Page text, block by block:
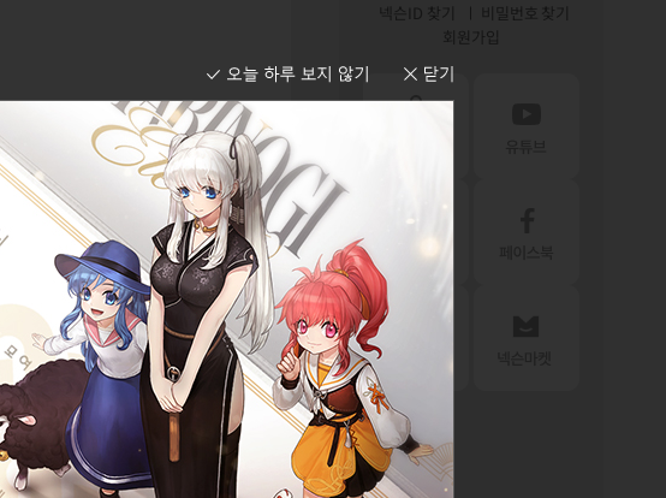
목록
넥슨ID 찾기
비밀번호 찾기
회원가입